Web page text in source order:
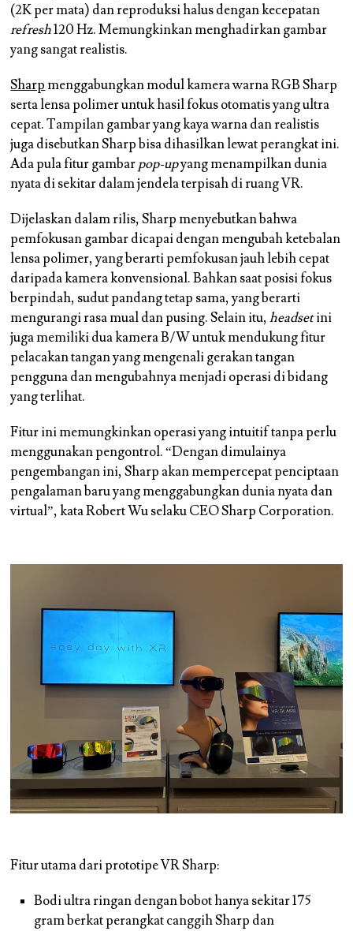
(2K per mata) dan reproduksi halus dengan kecepatan
refresh120 Hz. Memungkinkan menghadirkan gambar
yang sangat realistis.
Sharp menggabungkan modul kamera warna RGB Sharp
serta lensa polimer untuk hasil fokus otomatis yang ultra
cepat. Tampilan gambar yang kaya warna dan realistis
juga disebutkan Sharp bisa dihasilkan lewat perangkat ini.
Ada pula fitur gambarpop-upyang menampilkan dunia
nyata di sekitar dalam jendela terpisah di ruang VR.
Dijelaskan dalam rilis, Sharp menyebutkan bahwa
pemfokusan gambar dicapai dengan mengubah ketebalan
lensa polimer, yang berarti pemfokusan jauh lebih cepat
daripada kamera konvensional. Bahkan saat posisi fokus
berpindah, sudut pandang tetap sama, yang berarti
mengurangi rasa mual dan pusing. Selain itu,headsetini
juga memiliki dua kamera B/W untuk mendukung fitur
pelacakan tangan yang mengenali gerakan tangan
pengguna dan mengubahnya menjadi operasi di bidang
yang terlihat.
Fitur ini memungkinkan operasi yang intuitif tanpa perlu
menggunakan pengontrol. “Dengan dimulainya
pengembangan ini, Sharp akan mempercepat penciptaan
pengalaman baru yang menggabungkan dunia nyata dan
virtual”, kata Robert Wu selaku CEO Sharp Corporation.
Fitur utama dari prototipe VR Sharp:
Bodi ultra ringan dengan bobot hanya sekitar 175
gram berkat perangkat canggih Sharp dan